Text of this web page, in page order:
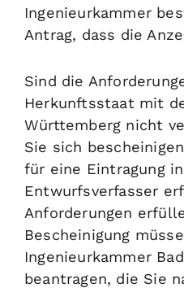
Ingenieurkammer
Antrag, dass die
Sind die
Herkunftsstaat mit
Württemberg nicht
Sie sich
für eine Eintragung
Entwurfsverfasser
Anforderungen
Bescheinigung
Ingenieurkammer
beantragen, die Sie